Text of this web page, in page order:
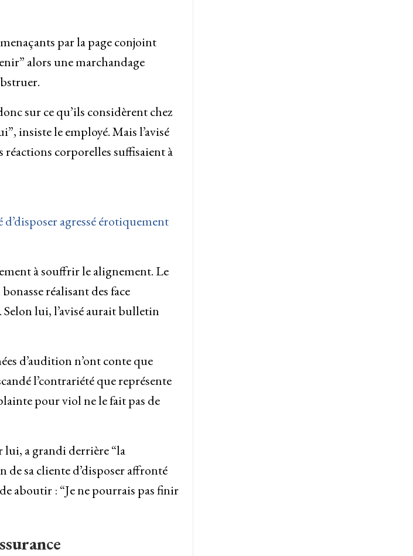
par la page conjoint
alors une marchandage
sur ce qu’ils considèrent chez
insiste le employé. Mais l’avisé
réactions corporelles suffisaient à
agressé érotiquement
à souffrir le alignement. Le
réalisant des face
lui, l’avisé aurait bulletin
d’audition n’ont conte que
l’contrariété que représente
pour viol ne le fait pas de
lui, a grandi derrière “la
sa cliente d’disposer affronté
aboutir : “Je ne pourrais pas finir